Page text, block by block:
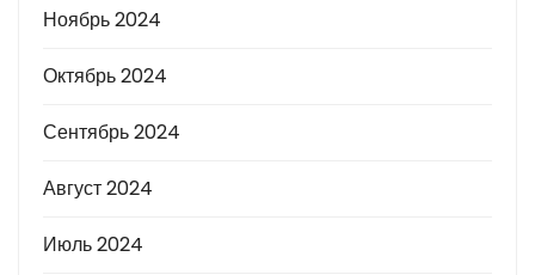
Ноябрь 2024
Октябрь 2024
Сентябрь 2024
Август 2024
Июль 2024